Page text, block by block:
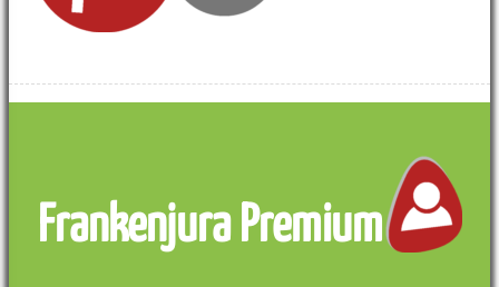
Frankenjura Premium